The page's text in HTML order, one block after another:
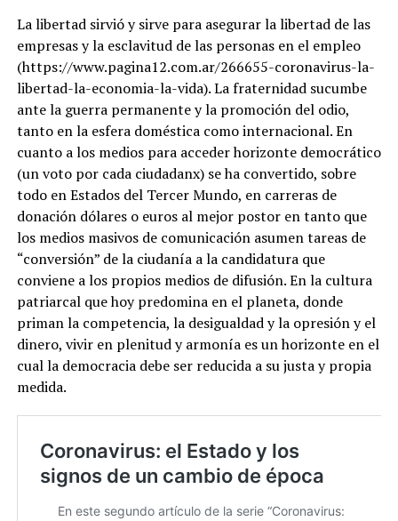
La libertad sirvió y sirve para asegurar la libertad de las
empresas y la esclavitud de las personas en el empleo
(https://www.pagina12.com.ar/266655-coronavirus-la-
libertad-la-economia-la-vida). La fraternidad sucumbe
ante la guerra permanente y la promoción del odio,
tanto en la esfera doméstica como internacional. En
cuanto a los medios para acceder horizonte democrático
(un voto por cada ciudadanx) se ha convertido, sobre
todo en Estados del Tercer Mundo, en carreras de
donación dólares o euros al mejor postor en tanto que
los medios masivos de comunicación asumen tareas de
“conversión” de la ciudanía a la candidatura que
conviene a los propios medios de difusión. En la cultura
patriarcal que hoy predomina en el planeta, donde
priman la competencia, la desigualdad y la opresión y el
dinero, vivir en plenitud y armonía es un horizonte en el
cual la democracia debe ser reducida a su justa y propia
medida.